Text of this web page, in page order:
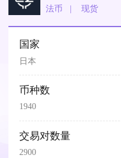
法币 现货
国家
日本
币种数
1940
交易对数量
2900